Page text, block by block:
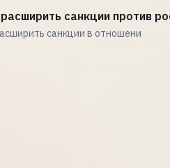
санкции против
санкции в отношени